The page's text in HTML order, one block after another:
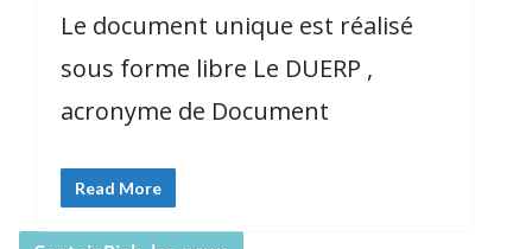
Le document unique est réalisé
sous forme libre Le DUERP ,
acronyme de Document
Read More